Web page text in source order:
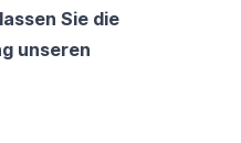
Sie die
unseren